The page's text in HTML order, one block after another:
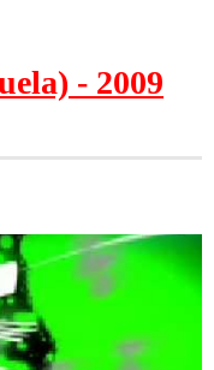
- 2009